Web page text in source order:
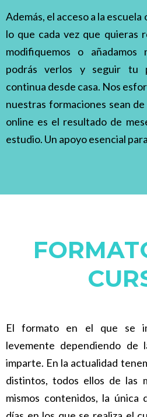
Además, el acceso a la
lo que cada vez que quieras
modifiquemos o añadamos
podrás verlos y seguir tu
continua desde casa. Nos
nuestras formaciones sean
online es el resultado de
estudio. Un apoyo esencial
El formato en el que se
levemente dependiendo
imparte. En la actualidad
distintos, todos ellos de las
mismos contenidos, la única